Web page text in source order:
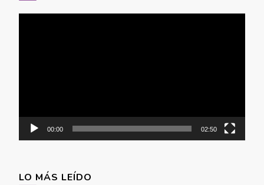
00:00 02:50
LO MÁS LEÍDO